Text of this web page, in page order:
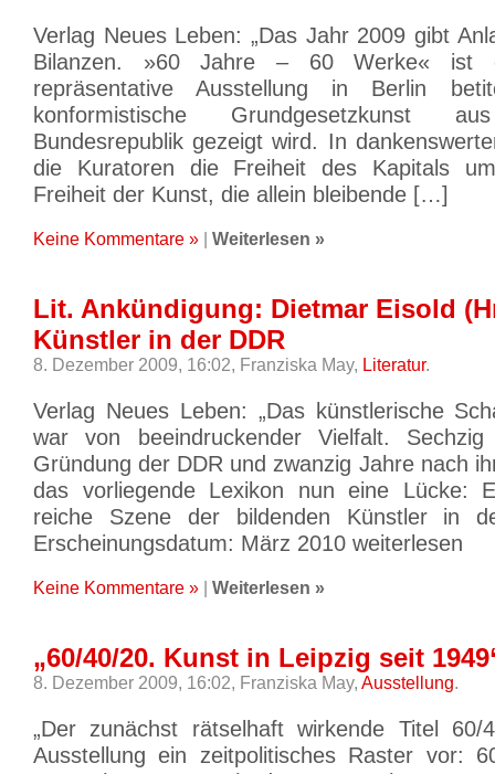
Verlag Neues Leben: „Das Jahr 2009 gibt
Bilanzen. »60 Jahre – 60 Werke« ist
repräsentative Ausstellung in Berlin
konformistische Grundgesetzkunst
Bundesrepublik gezeigt wird. In
die Kuratoren die Freiheit des Kapitals
Freiheit der Kunst, die allein bleibende […]
Keine Kommentare » Weiterlesen »
Lit. Ankündigung: Dietmar Eisold
Künstler in der DDR
8. Dezember 2009, 16:02, Franziska May, Literatur.
Verlag Neues Leben: „Das künstlerische
war von beeindruckender Vielfalt.
Gründung der DDR und zwanzig Jahre nach
das vorliegende Lexikon nun eine Lücke:
reiche Szene der bildenden Künstler in
Erscheinungsdatum: März 2010 weiterlesen
Keine Kommentare » Weiterlesen »
„60/40/20. Kunst in Leipzig seit
8. Dezember 2009, 16:02, Franziska May, Ausstellung.
„Der zunächst rätselhaft wirkende Titel
Ausstellung ein zeitpolitisches Raster vor: